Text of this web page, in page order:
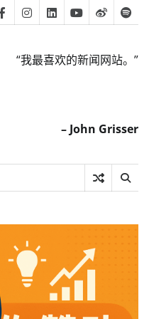
FacebookInstagram
LinkedinYoutube
Weibo
“我最喜欢的新闻网站。”
– John Grisser